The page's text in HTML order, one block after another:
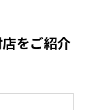
をご紹介